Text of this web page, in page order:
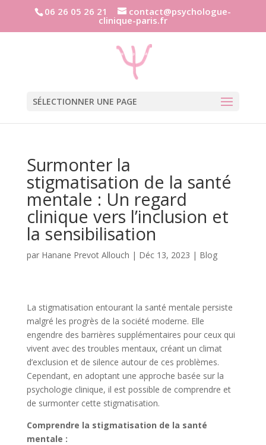
06 26 05 26 21 contact@psychologue-
clinique-paris.fr
SÉLECTIONNER UNE PAGE
Surmonter la
stigmatisation de la santé
mentale : Un regard
clinique vers l’inclusion et
la sensibilisation
par Hanane Prevot Allouch | Déc 13, 2023 | Blog
La stigmatisation entourant la santé mentale persiste
malgré les progrès de la société moderne. Elle
engendre des barrières supplémentaires pour ceux qui
vivent avec des troubles mentaux, créant un climat
d’exclusion et de silence autour de ces problèmes.
Cependant, en adoptant une approche basée sur la
psychologie clinique, il est possible de comprendre et
de surmonter cette stigmatisation.
Comprendre la stigmatisation de la santé
mentale :